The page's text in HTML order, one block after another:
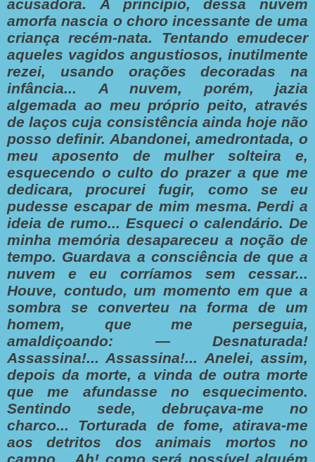
acusadora.
A princípio, dessa nuvem
amorfa nascia o choro incessante de uma
criança recém-nata.
Tentando emudecer
aqueles vagidos angustiosos, inutilmente
rezei, usando orações decoradas na
infância...
A nuvem, porém, jazia
algemada ao meu próprio peito, através
de laços cuja consistência ainda hoje não
posso definir. Abandonei, amedrontada, o
meu aposento de mulher solteira e,
esquecendo o culto do prazer a que me
dedicara, procurei fugir, como se eu
pudesse escapar de mim mesma. Perdi a
ideia de rumo... Esqueci o calendário. De
minha memória desapareceu a noção de
tempo. Guardava a consciência de que a
nuvem e eu corríamos sem cessar...
Houve, contudo, um momento em que a
sombra se converteu na forma de um
homem, que me perseguia,
amaldiçoando:
— Desnaturada!
Assassina!... Assassina!... Anelei, assim,
depois da morte, a vinda de outra morte
que me afundasse no esquecimento.
Sentindo sede, debruçava-me no
charco... Torturada de fome, atirava-me
aos detritos dos animais mortos no